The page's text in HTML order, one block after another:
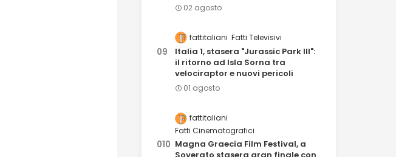
02 agosto
fattitaliani Fatti Televisivi
Italia 1, stasera "Jurassic Park III":
il ritorno ad Isla Sorna tra
velociraptor e nuovi pericoli
01 agosto
fattitaliani
Fatti Cinematografici
Magna Graecia Film Festival, a
Soverato stasera gran finale con